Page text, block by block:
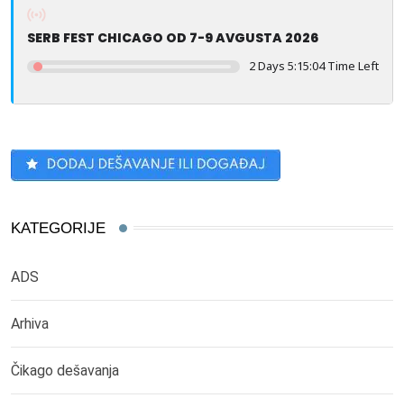
SERB FEST CHICAGO OD 7-9 AVGUSTA 2026
2 Days 5:15:04 Time Left
KATEGORIJE
ADS
Arhiva
Čikago dešavanja